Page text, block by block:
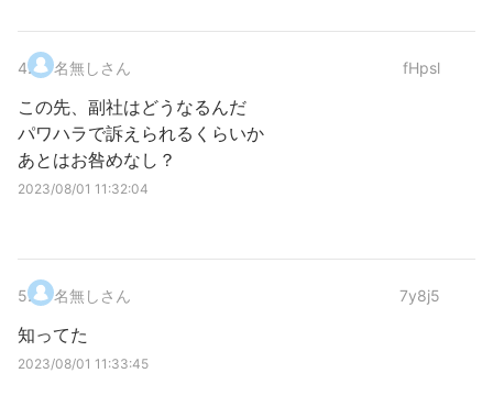
4. 名無しさん fHpsl
この先、副社はどうなるんだ
パワハラで訴えられるくらいか
あとはお咎めなし？
2023/08/01 11:32:04
5. 名無しさん 7y8j5
知ってた
2023/08/01 11:33:45